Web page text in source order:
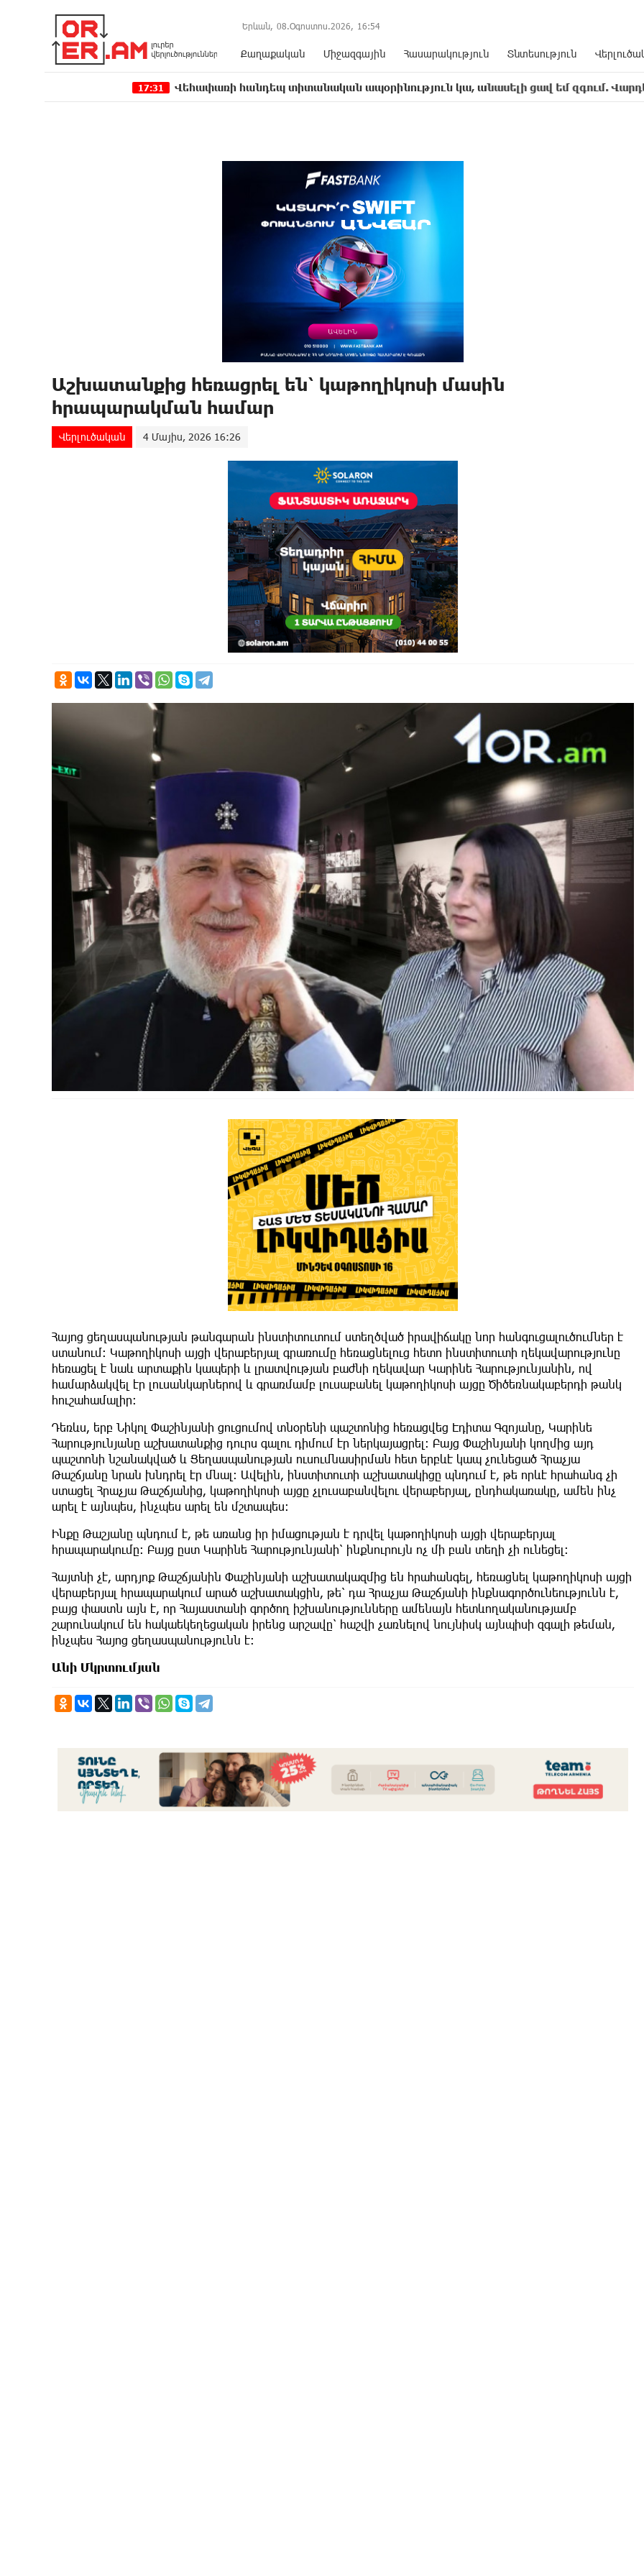
Երևան, 08.Օգոստոս.2026, 16:54
Քաղաքական Միջազգային Հասարակություն Տնտեսություն
Վեհափառի հանդեպ տիտանական ապօրինություն կա, անասելի ցավ եմ զգում. Վարդևանյան
Աշխատանքից հեռացրել են՝ կաթողիկոսի մասին
հրապարակման համար
Վերլուծական 4 Մայիս, 2026 16:26
Հայոց ցեղասպանության թանգարան ինստիտուտում ստեղծված իրավիճակը նոր հանգուցալուծումներ է
ստանում։ Կաթողիկոսի այցի վերաբերյալ գրառումը հեռացնելուց հետո ինստիտուտի ղեկավարությունը
հեռացել է նաև արտաքին կապերի և լրատվության բաժնի ղեկավար Կարինե Հարությունյանին, ով
համարձակվել էր լուսանկարներով և գրառմամբ լուսաբանել կաթողիկոսի այցը Ծիծեռնակաբերդի թանկ
հուշահամալիր։
Դեռևս, երբ Նիկոլ Փաշինյանի ցուցումով տնօրենի պաշտոնից հեռացվեց Էդիտա Գզոյանը, Կարինե
Հարությունյանը աշխատանքից դուրս գալու դիմում էր ներկայացրել։ Բայց Փաշինյանի կողմից այդ
պաշտոնի նշանակված և Ցեղասպանության ուսումնասիրման հետ երբևէ կապ չունեցած Հրաչյա
Թաշճյանը նրան խնդրել էր մնալ։ Ավելին, ինստիտուտի աշխատակիցը պնդում է, թե որևէ հրահանգ չի
ստացել Հրաչյա Թաշճյանից, կաթողիկոսի այցը չլուսաբանվելու վերաբերյալ, ընդհակառակը, ամեն ինչ
արել է այնպես, ինչպես արել են մշտապես։
Ինքը Թաշյանը պնդում է, թե առանց իր իմացության է դրվել կաթողիկոսի այցի վերաբերյալ
հրապարակումը։ Բայց ըստ Կարինե Հարությունյանի՝ ինքնուրույն ոչ մի բան տեղի չի ունեցել։
Հայտնի չէ, արդյոք Թաշճյանին Փաշինյանի աշխատակազմից են հրահանգել, հեռացնել կաթողիկոսի այցի
վերաբերյալ հրապարակում արած աշխատակցին, թե՝ դա Հրաչյա Թաշճյանի ինքնագործունեությունն է,
բայց փաստն այն է, որ Հայաստանի գործող իշխանությունները ամենայն հետևողականությամբ
շարունակում են հակաեկեղեցական իրենց արշավը՝ հաշվի չառնելով նույնիսկ այնպիսի զգալի թեման,
ինչպես Հայոց ցեղասպանությունն է։
Անի Մկրտումյան